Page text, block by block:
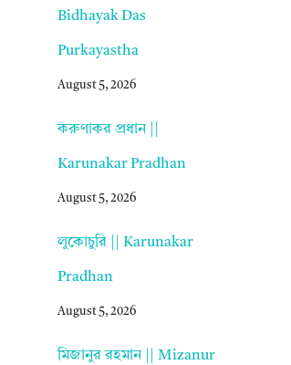
Bidhayak Das
Purkayastha
August 5, 2026
করুণাকর প্রধান ||
Karunakar Pradhan
August 5, 2026
লুকোচুরি || Karunakar
Pradhan
August 5, 2026
মিজানুর রহমান || Mizanur